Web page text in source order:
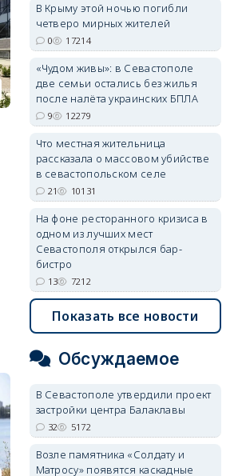
работа
Где в Севастополе можно
заработать 100 тысяч в
месяц
А где — несоизмеримо меньше.
В Крыму этой ночью погибли
четверо мирных жителей
0 17214
«Чудом живы»: в Севастополе
две семьи остались без жилья
после налёта украинских БПЛА
9 12279
Что местная жительница
рассказала о массовом убийстве
в севастопольском селе
21 10131
На фоне ресторанного кризиса в
одном из лучших мест
Севастополя открылся бар-
бистро
13 7212
Показать все новости
Обсуждаемое
В Севастополе утвердили проект
застройки центра Балаклавы
32 5172
Возле памятника «Солдату и
Матросу» появятся каскадные